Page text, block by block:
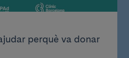
perquè va donar